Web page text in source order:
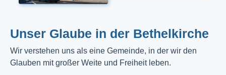
Unser Glaube in der Bethelkirche
Wir verstehen uns als eine Gemeinde, in der wir den
Glauben mit großer Weite und Freiheit leben.